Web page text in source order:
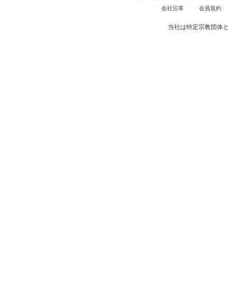
会社沿革 会員規約
当社は特定宗教団体